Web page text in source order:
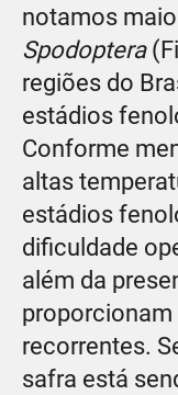
notamos
Spodoptera
regiões do
estádios
Conforme
altas
estádios
dificuldade
além da
recorrentes.
safra está